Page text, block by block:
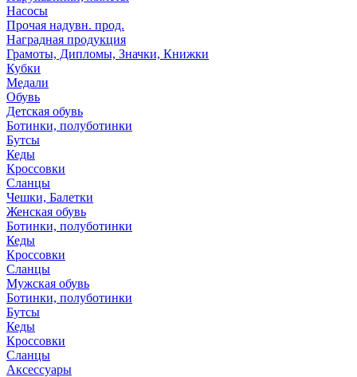
Насосы
Прочая надувн. прод.
Наградная продукция
Грамоты, Дипломы, Значки, Книжки
Кубки
Медали
Обувь
Детская обувь
Ботинки, полуботинки
Бутсы
Кеды
Кроссовки
Сланцы
Чешки, Балетки
Женская обувь
Ботинки, полуботинки
Кеды
Кроссовки
Сланцы
Мужская обувь
Ботинки, полуботинки
Бутсы
Кеды
Кроссовки
Сланцы
Аксессуары